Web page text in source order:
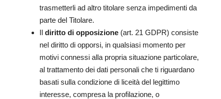
trasmetterli ad altro titolare senza impedimenti da
parte del Titolare.
Il diritto di opposizione (art. 21 GDPR) consiste
nel diritto di opporsi, in qualsiasi momento per
motivi connessi alla propria situazione particolare,
al trattamento dei dati personali che ti riguardano
basati sulla condizione di liceità del legittimo
interesse, compresa la profilazione, o